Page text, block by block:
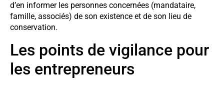
d’en informer les personnes concernées (mandataire,
famille, associés) de son existence et de son lieu de
conservation.
Les points de vigilance pour
les entrepreneurs